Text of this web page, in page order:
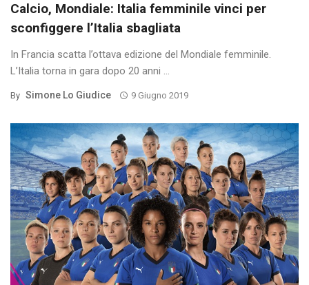
Calcio, Mondiale: Italia femminile vinci per
sconfiggere l’Italia sbagliata
In Francia scatta l’ottava edizione del Mondiale femminile.
L’Italia torna in gara dopo 20 anni ...
By Simone Lo Giudice 9 Giugno 2019